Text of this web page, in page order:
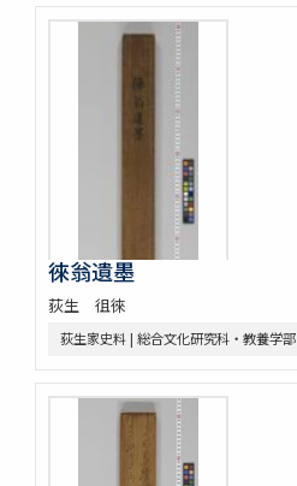
徠翁遺墨
荻生 徂徠
荻生家史料 | 総合文化研究科・教養学部